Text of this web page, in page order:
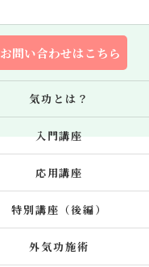
お問い合わせはこちら
気功とは？
入門講座
応用講座
特別講座（後編）
外気功施術